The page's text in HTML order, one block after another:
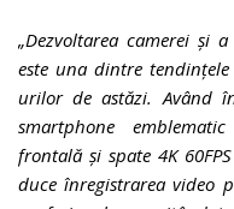
„Dezvoltarea camerei și
este una dintre
urilor de astăzi. Având
smartphone
frontală și spate 4K
duce înregistrarea video